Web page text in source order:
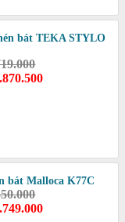
bát TEKA STYLO
bát Malloca K77C